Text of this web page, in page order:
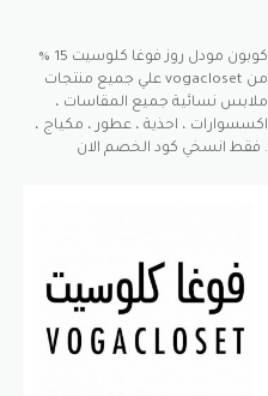
كوبون مودل روز فوغا كلوسيت 15 %
علي جميع منتجات vogacloset من
ملابس نسائية جميع المقاسات ،
اكسسوارات ، احذية ، عطور ، مكياج ،
فقط انسخي كود الخصم الان .